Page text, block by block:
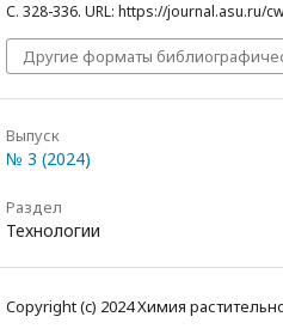
С. 328-336. URL: https://journal.asu.ru/
Другие форматы
Выпуск
№ 3 (2024)
Раздел
Технологии
Copyright (c) 2024 Химия